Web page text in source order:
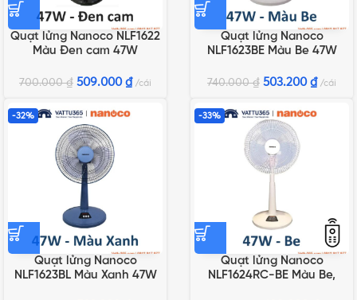
Quạt lửng Nanoco NLF1622
Màu Đen cam 47W
700.000₫ 509.000 ₫ cái
Quạt lửng Nanoco
NLF1623BE Màu Be 47W
740.000₫ 503.200 ₫ cái
-32%
Quạt lửng Nanoco
NLF1623BL Màu Xanh 47W
-33%
Quạt lửng Nanoco
NLF1624RC-BE Màu Be,